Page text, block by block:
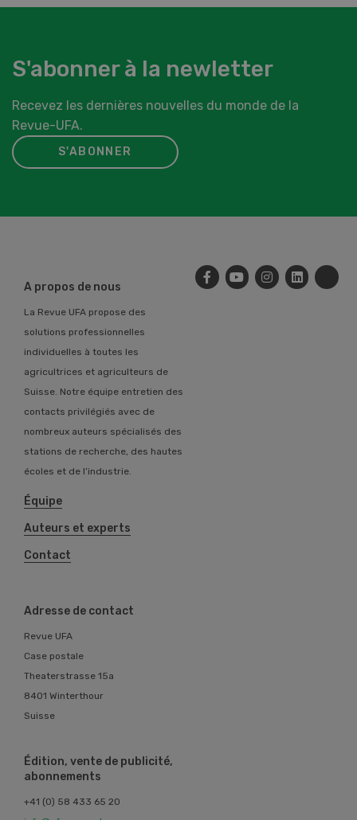
S'abonner à la newletter
Recevez les dernières nouvelles du monde de la
Revue-UFA.
S'ABONNER
A propos de nous
La Revue UFA propose des
solutions professionnelles
individuelles à toutes les
agricultrices et agriculteurs de
Suisse. Notre équipe entretien des
contacts privilégiés avec de
nombreux auteurs spécialisés des
stations de recherche, des hautes
écoles et de l’industrie.
Équipe
Auteurs et experts
Contact
Adresse de contact
Revue UFA
Case postale
Theaterstrasse 15a
8401 Winterthour
Suisse
Édition, vente de publicité,
abonnements
+41 (0) 58 433 65 20